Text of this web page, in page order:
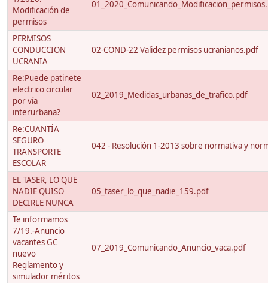
Modificación de
permisos
PERMISOS
CONDUCCION
UCRANIA
02-COND-22 Validez permisos ucranianos.pdf
Re:Puede patinete
electrico circular
por vía
interurbana?
02_2019_Medidas_urbanas_de_trafico.pdf
Re:CUANTÍA
SEGURO
TRANSPORTE
ESCOLAR
042 - Resolución 1-2013 sobre normativa y
EL TASER, LO QUE
NADIE QUISO
DECIRLE NUNCA
05_taser_lo_que_nadie_159.pdf
Te informamos
7/19.-Anuncio
vacantes GC
nuevo
Reglamento y
simulador méritos
07_2019_Comunicando_Anuncio_vaca.pdf